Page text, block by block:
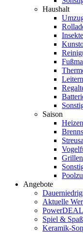
Haushalt
Leitern
Saison
Heizen
Angebote
Aktuelle
Spiel &
Keramik-